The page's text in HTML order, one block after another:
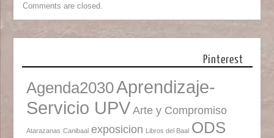
Comments are closed.
Pinterest
Agenda2030Aprendizaje-
Servicio UPV Arte y Compromiso
Atarazanas Canibaal exposicion Libros del Baal ODS